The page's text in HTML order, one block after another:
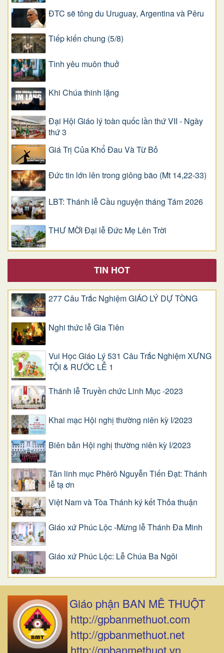
ĐTC sẽ tông du Uruguay, Argentina và Pêru
Tiếp kiến chung (5/8)
Tình yêu muôn thuở
Khi Chúa thinh lặng
Đại Hội Giáo lý toàn quốc lần thứ VII - Ngày
thứ 3
Giá Trị Của Khổ Ðau Và Từ Bỏ
Đức tin lớn lên trong giông bão (Mt 14,22-33)
LBT: Thánh lễ Cầu nguyện tháng Tám 2026
THƯ MỜI Đại lễ Đức Mẹ Lên Trời
TIN HOT
277 Câu Trắc Nghiệm GIÁO LÝ DỰ TÒNG
Nghi thức lễ Gia Tiên
Vui Học Giáo Lý 531 Câu Trắc Nghiệm XƯNG
TỘI & RƯỚC LỄ 1
Thánh lễ Truyền chức Linh Mục -2023
Khai mạc Hội nghị thường niên kỳ I/2023
Biên bản Hội nghị thường niên kỳ I/2023
Tân linh mục Phêrô Nguyễn Tiến Đạt: Thánh
lễ tạ ơn
Việt Nam và Tòa Thánh ký kết Thỏa thuận
Giáo xứ Phúc Lộc -Mừng lễ Thánh Đa Minh
Giáo xứ Phúc Lộc: Lễ Chúa Ba Ngôi
Giáo phận BAN MÊ THUỘT
http://gpbanmethuot.com
http://gpbanmethuot.net
http://gpbanmethuot.vn